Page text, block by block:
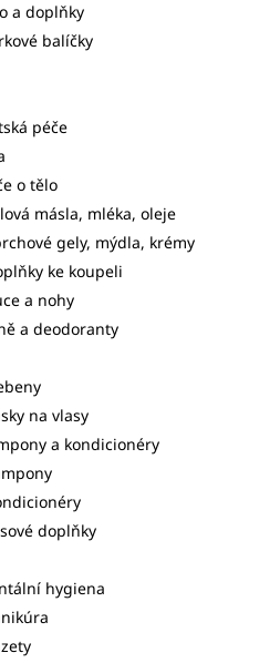
a doplňky
balíčky
péče
o tělo
másla, mléka, oleje
gely, mýdla, krémy
ke koupeli
a nohy
a deodoranty
na vlasy
a kondicionéry
doplňky
hygiena
CESTOVNÍ KOSMETICKÁ SADA
7KS